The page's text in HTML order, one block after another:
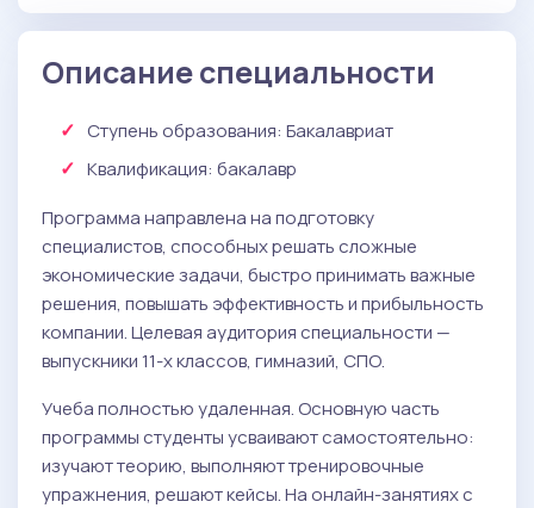
Информатика : 40 баллов
Иностранный язык: 22 балла
деятельности: 40 баллов
Основы экономической теории: 40 баллов
Обязательные( Онлайн-тестирование ):
Математика в профессиональной
Основы экономической теории: 40 баллов
Описание специальности
Ступень образования: Бакалавриат
Квалификация: бакалавр
Программа направлена на подготовку
специалистов, способных решать сложные
экономические задачи, быстро принимать важные
решения, повышать эффективность и прибыльность
компании. Целевая аудитория специальности —
выпускники 11-х классов, гимназий, СПО.
Учеба полностью удаленная. Основную часть
программы студенты усваивают самостоятельно:
изучают теорию, выполняют тренировочные
упражнения, решают кейсы. На онлайн-занятиях с